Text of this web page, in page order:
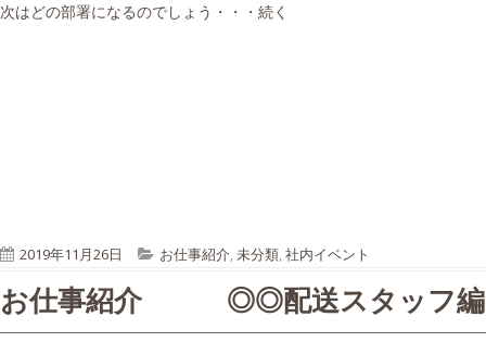
次はどの部署になるのでしょう・・・続く
P
b
l
2019年11月26日
C
e
お仕事紹介,未分類,社内イベント
お仕事紹介 ◎◎配送スタッフ